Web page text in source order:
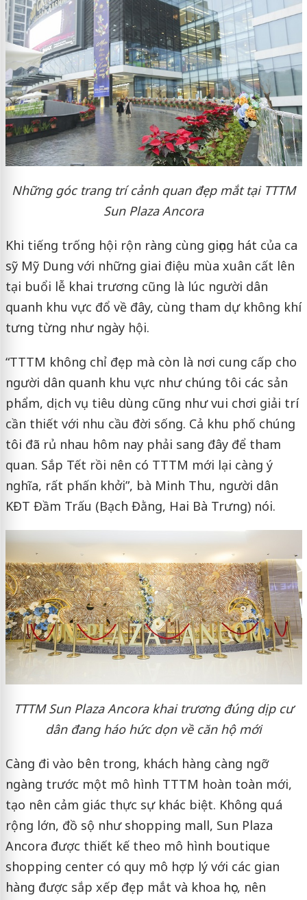
Những góc trang trí cảnh quan đẹp mắt tại TTTM
Sun Plaza Ancora
Khi tiếng trống hội rộn ràng cùng giọng hát của ca
sỹ Mỹ Dung với những giai điệu mùa xuân cất lên
tại buổi lễ khai trương cũng là lúc người dân
quanh khu vực đổ về đây, cùng tham dự không khí
tưng từng như ngày hội.
“TTTM không chỉ đẹp mà còn là nơi cung cấp cho
người dân quanh khu vực như chúng tôi các sản
phẩm, dịch vụ tiêu dùng cũng như vui chơi giải trí
cần thiết với nhu cầu đời sống. Cả khu phố chúng
tôi đã rủ nhau hôm nay phải sang đây để tham
quan. Sắp Tết rồi nên có TTTM mới lại càng ý
nghĩa, rất phấn khởi”, bà Minh Thu, người dân
KĐT Đầm Trấu (Bạch Đằng, Hai Bà Trưng) nói.
TTTM Sun Plaza Ancora khai trương đúng dịp cư
dân đang háo hức dọn về căn hộ mới
Càng đi vào bên trong, khách hàng càng ngỡ
ngàng trước một mô hình TTTM hoàn toàn mới,
tạo nên cảm giác thực sự khác biệt. Không quá
rộng lớn, đồ sộ như shopping mall, Sun Plaza
Ancora được thiết kế theo mô hình boutique
shopping center có quy mô hợp lý với các gian
hàng được sắp xếp đẹp mắt và khoa học, nên